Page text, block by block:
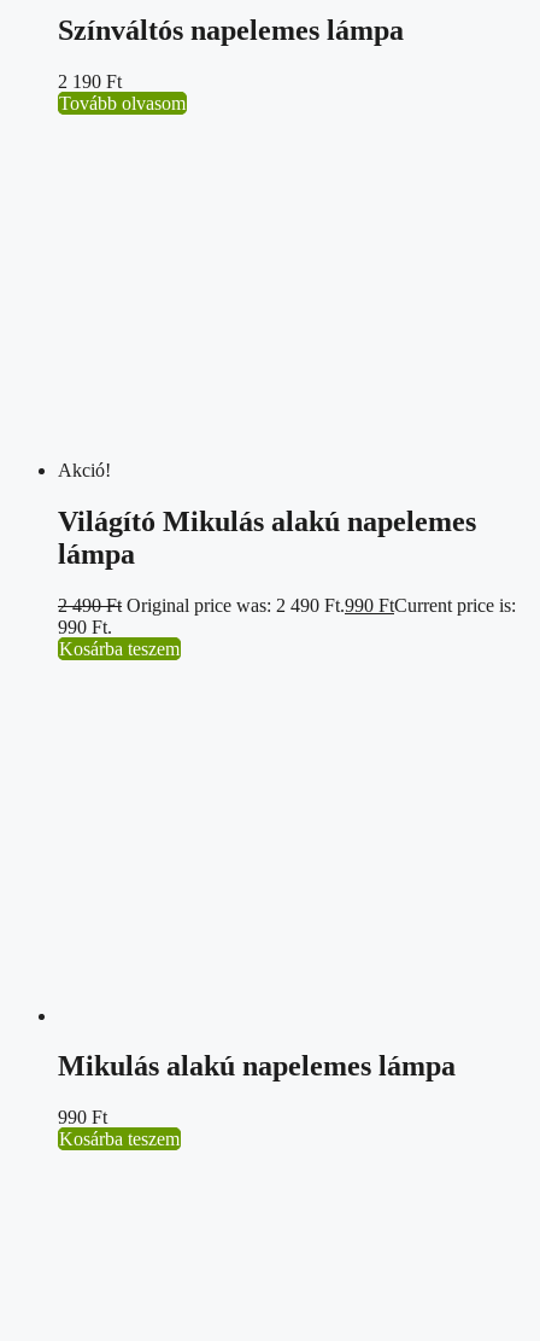
Színváltós napelemes lámpa
2 190 Ft
Tovább olvasom
Akció!
Világító Mikulás alakú napelemes
lámpa
2 490Ft Original price was: 2 490 Ft.990 FtCurrent price is:
990 Ft.
Kosárba teszem
Mikulás alakú napelemes lámpa
990 Ft
Kosárba teszem